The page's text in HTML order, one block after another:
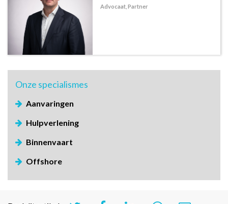
Advocaat, Partner
Onze specialismes
Aanvaringen
Hulpverlening
Binnenvaart
Offshore